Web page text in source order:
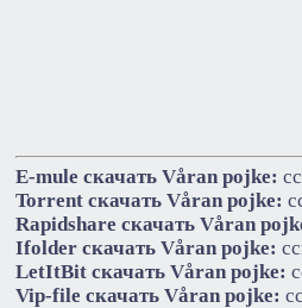
E-mule cкачать Våran pojke:
Torrent cкачать Våran pojke:
Rapidshare cкачать Våran
Ifolder cкачать Våran pojke:
LetItBit cкачать Våran pojke:
Vip-file cкачать Våran pojke: